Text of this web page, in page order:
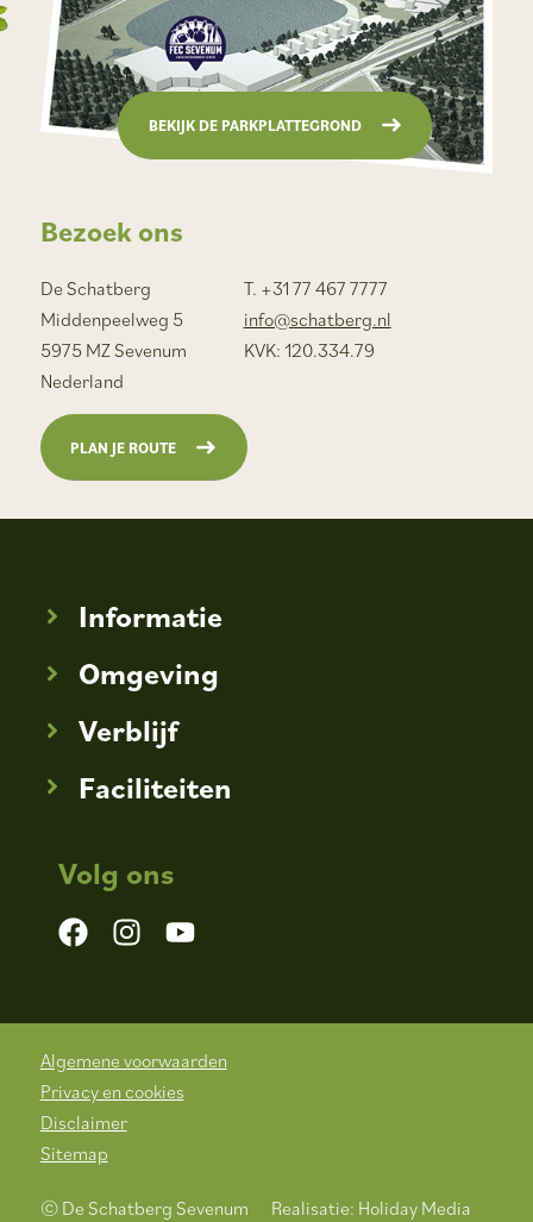
Informatie
Omgeving
Verblijf
Faciliteiten
Volg ons
Bezoek ons
De Schatberg
Middenpeelweg 5
5975 MZ Sevenum
Nederland
T. +31 77 467 7777
info@schatberg.nl
KVK: 120.334.79
PLAN JE ROUTE
BEKIJK DE PARKPLATTEGROND
© De Schatberg Sevenum Realisatie: Holiday Media
Algemene voorwaarden
Privacy en cookies
Disclaimer
Sitemap